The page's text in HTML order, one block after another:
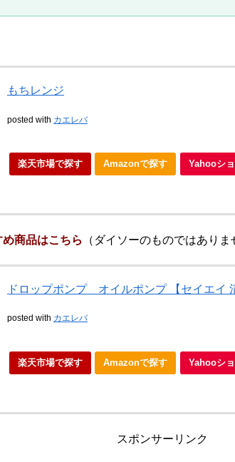
もちレンジ
posted with カエレバ
楽天市場で探す Amazonで探す Yahooシ
商品はこちら （ダイソーのものではありま
ドロップポンプ オイルポンプ 【セイエイ
posted with カエレバ
楽天市場で探す Amazonで探す Yahooシ
スポンサーリンク